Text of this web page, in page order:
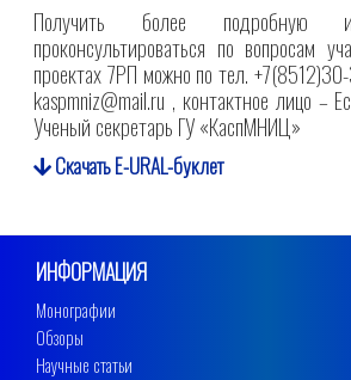
Получить более подробную
проконсультироваться по вопросам
проектах 7РП можно по тел.
kaspmniz@mail.ru , контактное лицо –
Ученый секретарь ГУ «КаспМНИЦ»
Скачать E-URAL-буклет
ИНФОРМАЦИЯ
Монографии
Обзоры
Научные статьи